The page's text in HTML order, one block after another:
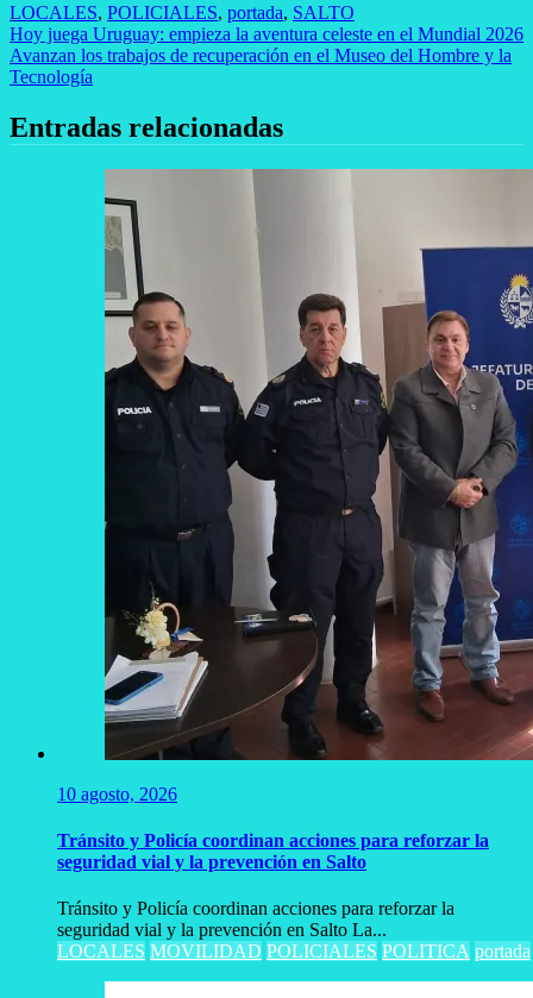
LOCALES, POLICIALES, portada, SALTO
Navegación
de
Hoy juega Uruguay: empieza la aventura celeste en el Mundial 2026
Avanzan los trabajos de recuperación en el Museo del Hombre y la
Tecnología
Entradas relacionadas
10 agosto, 2026
Tránsito y Policía coordinan acciones para reforzar la
seguridad vial y la prevención en Salto
Tránsito y Policía coordinan acciones para reforzar la
seguridad vial y la prevención en Salto La...
LOCALES MOVILIDAD POLICIALES POLITICA portada